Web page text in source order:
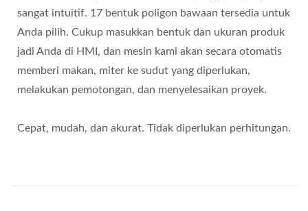
sangat intuitif. 17 bentuk poligon bawaan tersedia untuk
Anda pilih. Cukup masukkan bentuk dan ukuran produk
jadi Anda di HMI, dan mesin kami akan secara otomatis
memberi makan, miter ke sudut yang diperlukan,
melakukan pemotongan, dan menyelesaikan proyek.
Cepat, mudah, dan akurat. Tidak diperlukan perhitungan.